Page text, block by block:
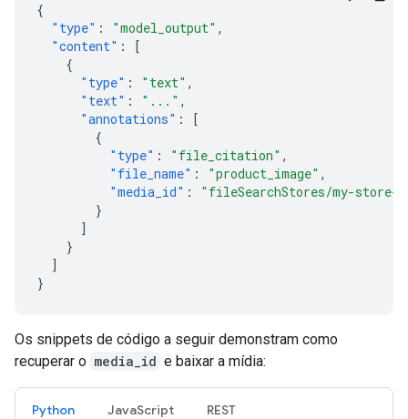
{
"type" : "model_output" ,
"content" :
[
{
"type" : "text" ,
"text" : "..." ,
"annotations" :
[
{
"type" : "file_citation" ,
"file_name" : "product_image" ,
"media_id" :
"fileSearchStores/my-store-
}
]
}
]
}
Os snippets de código a seguir demonstram como
recuperar o media_id e baixar a mídia:
Python JavaScript REST